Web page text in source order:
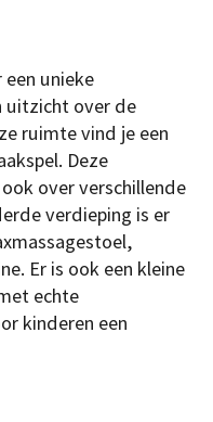
unieke
uitzicht over de
ruimte vind je een
Deze
over verschillende
verdieping is er
Er is ook een kleine
echte
kinderen een